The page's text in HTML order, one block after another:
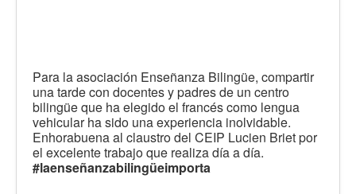
Para la asociación Enseñanza Bilingüe, compartir
una tarde con docentes y padres de un centro
bilingüe que ha elegido el francés como lengua
vehicular ha sido una experiencia inolvidable.
Enhorabuena al claustro del CEIP Lucien Briet por
el excelente trabajo que realiza día a día.
#laenseñanzabilingüeimporta